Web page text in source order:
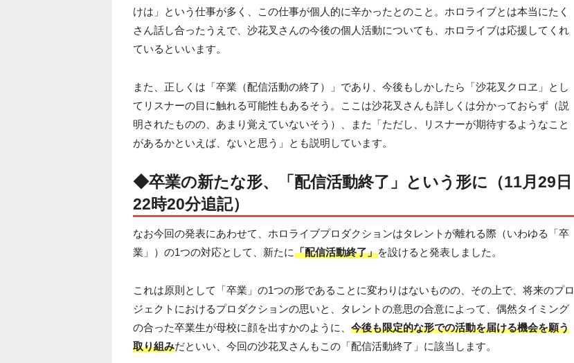
けは」という仕事が多く、この仕事が個人的に辛かったとのこと。ホロライブとは本当にたく
さん話し合ったうえで、沙花叉さんの今後の個人活動についても、ホロライブは応援してくれ
ているといいます。
また、正しくは「卒業（配信活動の終了）」であり、今後もしかしたら「沙花叉クロヱ」とし
てリスナーの目に触れる可能性もあるそう。ここは沙花叉さんも詳しくは分かっておらず（説
明されたものの、あまり覚えていないそう）、また「ただし、リスナーが期待するようなこと
があるかといえば、ないと思う」とも説明しています。
◆卒業の新たな形、「配信活動終了」という形に（11月29日
22時20分追記）
なお今回の発表にあわせて、ホロライブプロダクションはタレントが離れる際（いわゆる「卒
業」）の1つの対応として、新たに「配信活動終了」を設けると発表しました。
これは原則として「卒業」の1つの形であることに変わりはないものの、その上で、将来のプロ
ジェクトにおけるプロダクションの思いと、タレントの意思の合意によって、偶然タイミング
の合った卒業生が母校に顔を出すかのように、 今後も限定的な形での活動を届ける機会を願う
取り組みだといい、今回の沙花叉さんもこの「配信活動終了」に該当します。